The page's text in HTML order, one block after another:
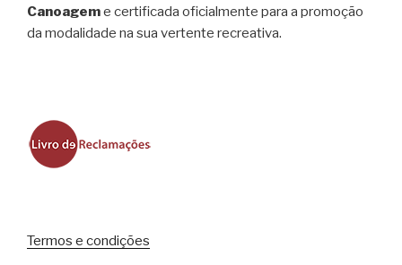
Canoageme certificada oficialmente para a promoção
da modalidade na sua vertente recreativa.
Termos e condições